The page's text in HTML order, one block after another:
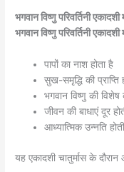
भगवान विष्णु परिवर्तिनी एकादशी
भगवान विष्णु परिवर्तिनी एकादशी
पापों का नाश होता है
सुख-समृद्धि की प्राप्ति
भगवान विष्णु की विशेष
जीवन की बाधाएं दूर
आध्यात्मिक उन्नति
यह एकादशी चातुर्मास के